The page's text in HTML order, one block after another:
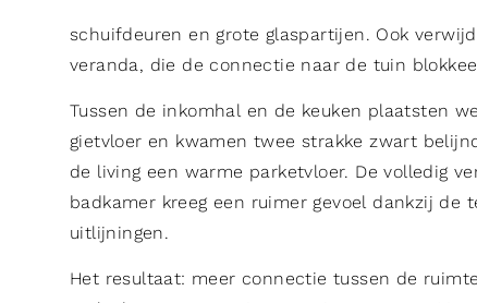
schuifdeuren en grote glaspartijen. Ook
veranda, die de connectie naar de tuin
Tussen de inkomhal en de keuken plaatsten
gietvloer en kwamen twee strakke zwart
de living een warme parketvloer. De volledig
badkamer kreeg een ruimer gevoel dankzij de
uitlijningen.
Het resultaat: meer connectie tussen de